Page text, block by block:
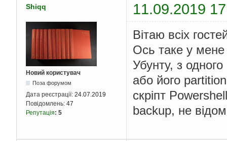
Shiqq 11.09.2019
Новий користувач
Поза форумом
Дата реєстрації: 24.07.2019
Повідомлень: 47
Репутація: 5
Вітаю всіх
Ось таке у мене
Убунту, з
або його
скріпт
backup, не